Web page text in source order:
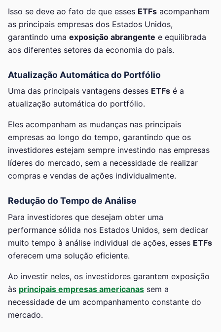
Isso se deve ao fato de que esses ETFs acompanham
as principais empresas dos Estados Unidos,
garantindo uma exposição abrangente e equilibrada
aos diferentes setores da economia do país.
Atualização Automática do Portfólio
Uma das principais vantagens desses ETFs é a
atualização automática do portfólio.
Eles acompanham as mudanças nas principais
empresas ao longo do tempo, garantindo que os
investidores estejam sempre investindo nas empresas
líderes do mercado, sem a necessidade de realizar
compras e vendas de ações individualmente.
Redução do Tempo de Análise
Para investidores que desejam obter uma
performance sólida nos Estados Unidos, sem dedicar
muito tempo à análise individual de ações, esses ETFs
oferecem uma solução eficiente.
Ao investir neles, os investidores garantem exposição
às principais empresas americanas sem a
necessidade de um acompanhamento constante do
mercado.